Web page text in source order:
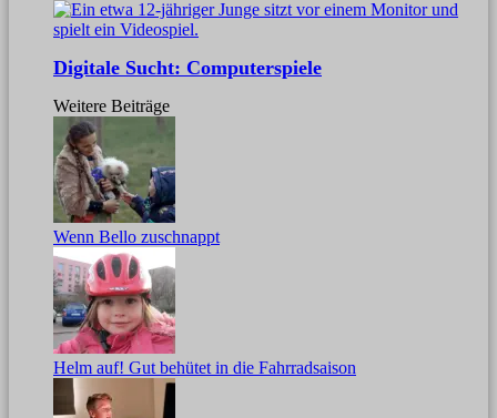
Digitale Sucht: Computerspiele
Weitere Beiträge
Wenn Bello zuschnappt
Helm auf! Gut behütet in die Fahrradsaison